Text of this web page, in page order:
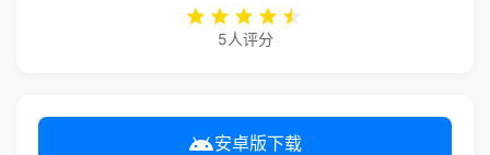
5人评分
安卓版下载